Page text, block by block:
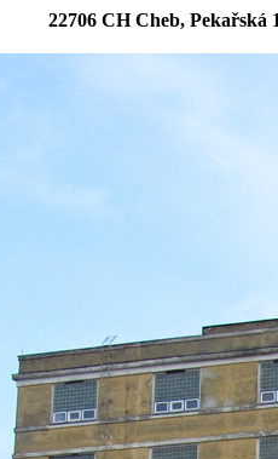
22706 CH Cheb,